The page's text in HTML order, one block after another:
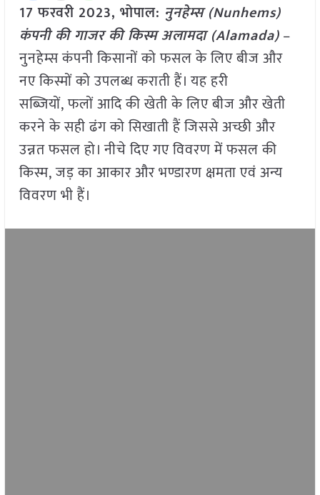
17 फरवरी 2023, भोपाल: नुनहेम्स (Nunhems)
कंपनी की गाजर की किस्म अलामदा (Alamada)–
नुनहेम्स कंपनी किसानों को फसल के लिए बीज और
नए किस्मों को उपलब्ध कराती हैं। यह हरी
सब्जियों, फलों आदि की खेती के लिए बीज और खेती
करने के सही ढंग को सिखाती हैं जिससे अच्छी और
उन्नत फसल हो। नीचे दिए गए विवरण में फसल की
किस्म, जड़ का आकार और भण्डारण क्षमता एवं अन्य
विवरण भी हैं।